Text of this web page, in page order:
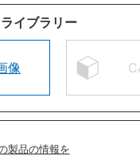
イブラリー
像
製品の情報を